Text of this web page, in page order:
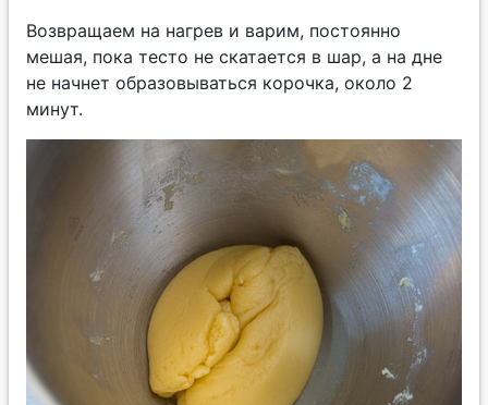
Возвращаем на нагрев и варим, постоянно
мешая, пока тесто не скатается в шар, а на дне
не начнет образовываться корочка, около 2
минут.